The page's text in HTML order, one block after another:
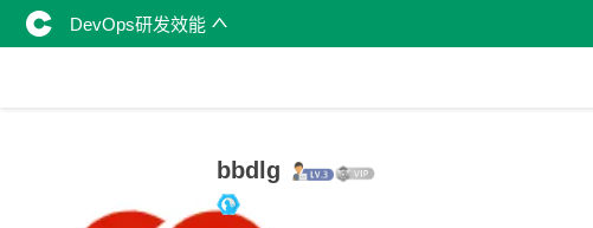
DevOps研发效能
bbdlg